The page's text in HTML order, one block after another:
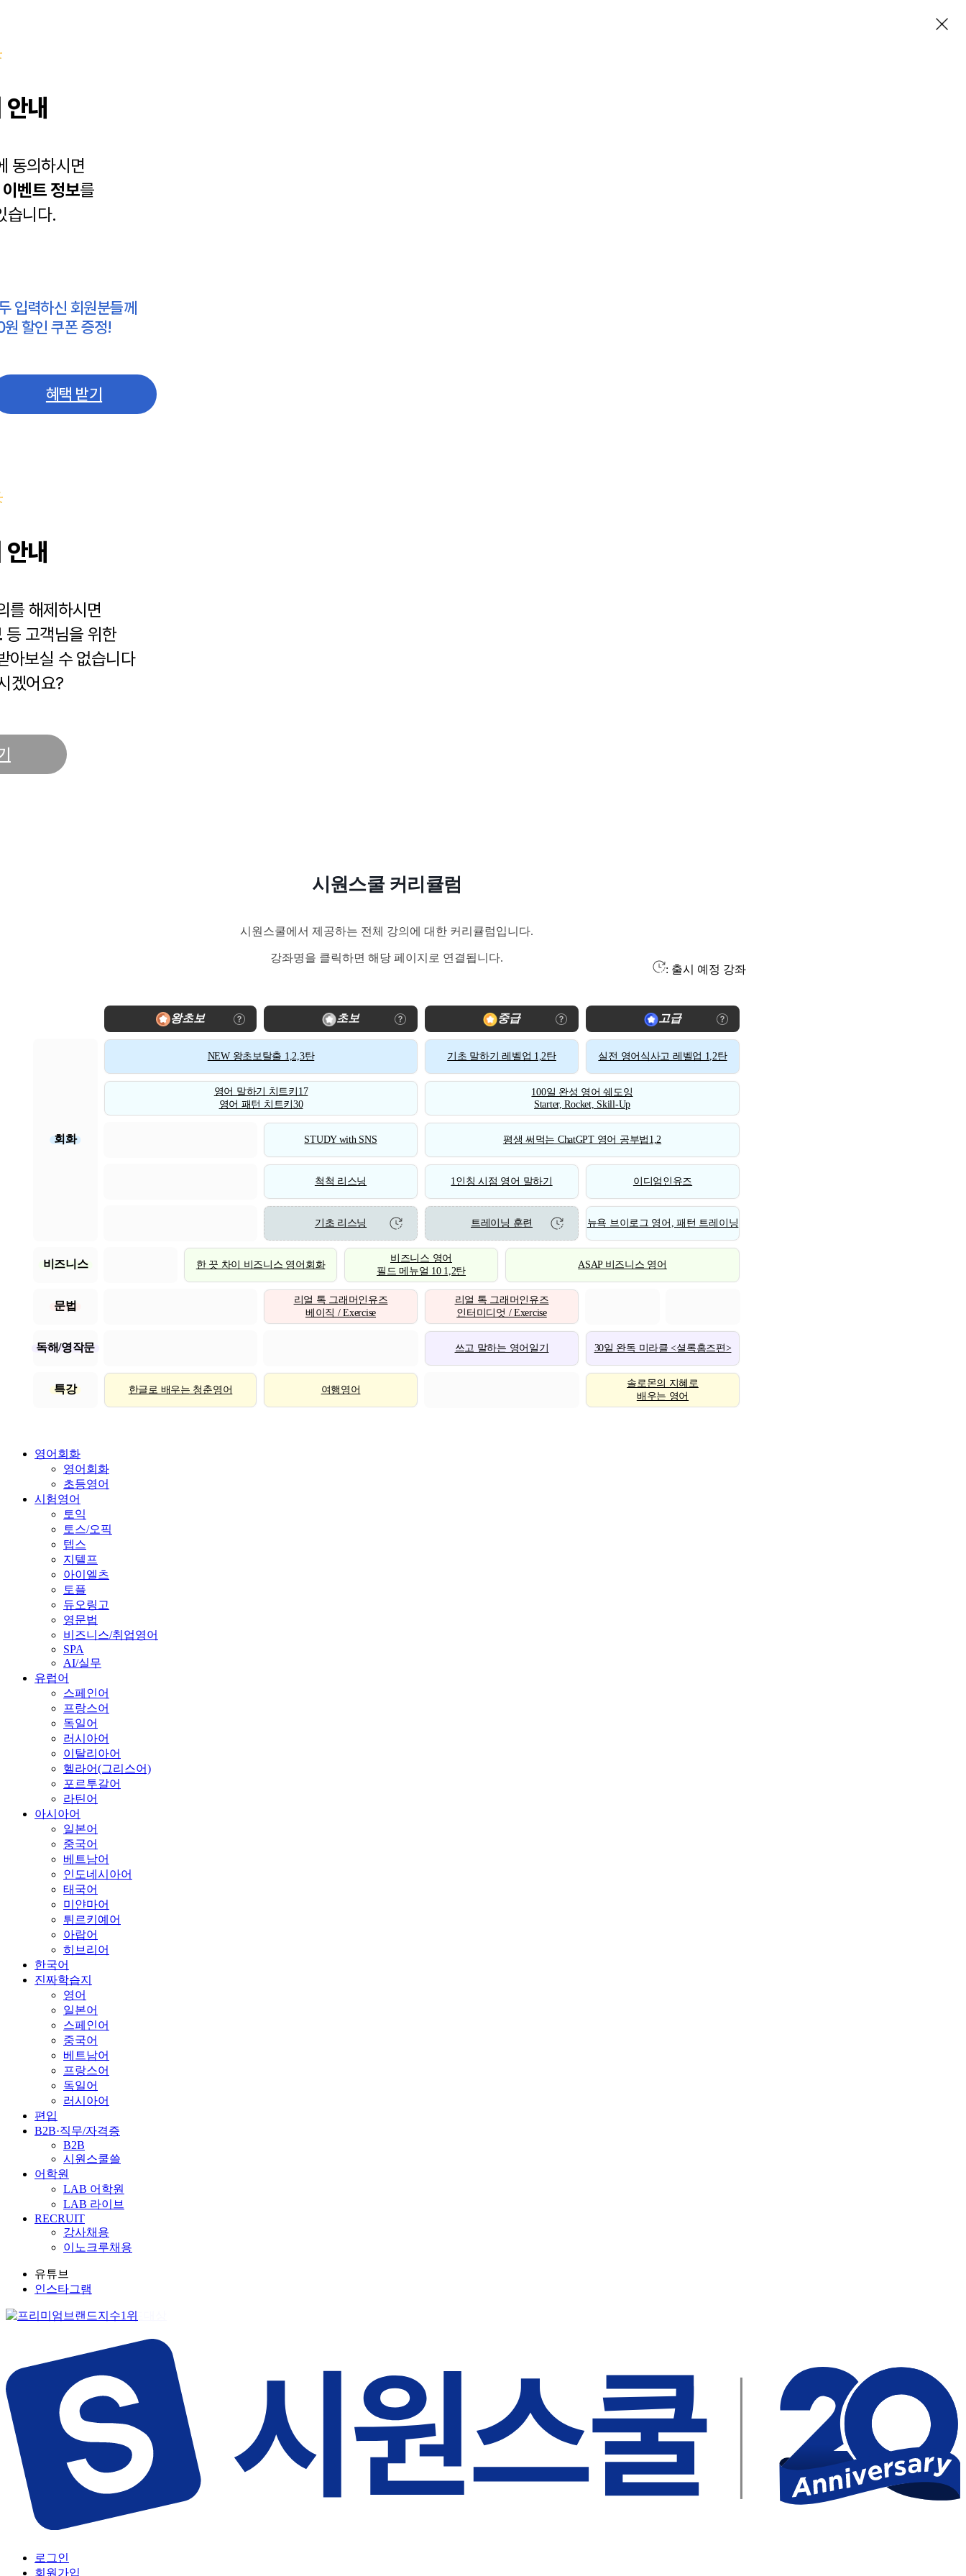
내
동의하시면
이벤트 정보를
습니다.
입력하신 회원분들께
할인 쿠폰 증정!
혜택 받기
내
를 해제하시면
등 고객님을 위한
아보실 수 없습니다
겠어요?
시원스쿨 커리큘럼
시원스쿨에서 제공하는 전체 강의에 대한 커리큘럼입니다.
강좌명을 클릭하면 해당 페이지로 연결됩니다.
: 출시 예정 강좌
왕초보 초보 중급 고급
회화
NEW 왕초보탈출 1,2,3탄 기초 말하기 레벨업 1,2탄 실전 영어식사고 레벨업 1,2탄
영어 말하기 치트키17
영어 패턴 치트키30
100일 완성 영어 쉐도잉
Starter, Rocket, Skill-Up
STUDY with SNS 평생 써먹는 ChatGPT 영어 공부법1,2
척척 리스닝 1인칭 시점 영어 말하기 이디엄인유즈
기초 리스닝 트레이닝 훈련 뉴욕 브이로그 영어, 패턴 트레이닝
비즈니스 한 끗 차이 비즈니스 영어회화
비즈니스 영어
필드 메뉴얼 10 1,2탄
ASAP 비즈니스 영어
문법
리얼 톡 그래머인유즈
베이직 / Exercise
리얼 톡 그래머인유즈
인터미디엇 / Exercise
독해/영작문 쓰고 말하는 영어일기 30일 완독 미라클 <셜록홈즈편>
특강 한글로 배우는 청춘영어 여행영어
솔로몬의 지혜로
배우는 영어
영어회화
영어회화
초등영어
시험영어
토익
토스/오픽
텝스
지텔프
아이엘츠
토플
듀오링고
영문법
비즈니스/취업영어
SPA
AI/실무
유럽어
스페인어
프랑스어
독일어
러시아어
이탈리아어
헬라어(그리스어)
포르투갈어
라틴어
아시아어
일본어
중국어
베트남어
인도네시아어
태국어
미얀마어
튀르키예어
아랍어
히브리어
한국어
진짜학습지
영어
일본어
스페인어
중국어
베트남어
프랑스어
독일어
러시아어
편입
B2B·직무/자격증
B2B
시원스쿨쓸
어학원
LAB 어학원
LAB 라이브
RECRUIT
강사채용
이노크루채용
유튜브
인스타그램
로그인
회원가입